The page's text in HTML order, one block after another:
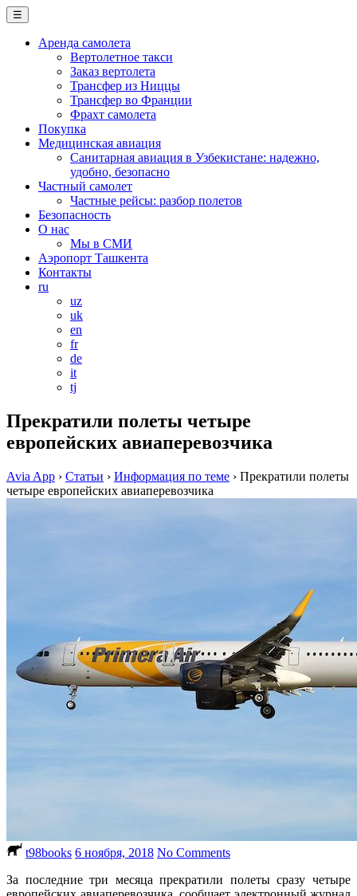
☰
Аренда самолета
Вертолетное такси
Заказ вертолета
Трансфер из Ниццы
Трансфер во Франции
Фрахт самолета
Покупка
Медицинская авиация
Санитарная авиация в Узбекистане: надежно,
удобно, безопасно
Частный самолет
Частные рейсы: разбор полетов
Безопасность
О нас
Мы в СМИ
Аэропорт Ташкента
Контакты
ru
uz
uk
en
fr
de
it
tj
Прекратили полеты четыре
европейских авиаперевозчика
Avia App › Статьи › Информация по теме › Прекратили полеты
четыре европейских авиаперевозчика
t98books 6 ноября, 2018 No Comments
За последние три месяца прекратили полеты сразу четыре